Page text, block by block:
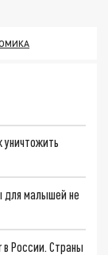
уничтожить
для малышей не
России. Страны